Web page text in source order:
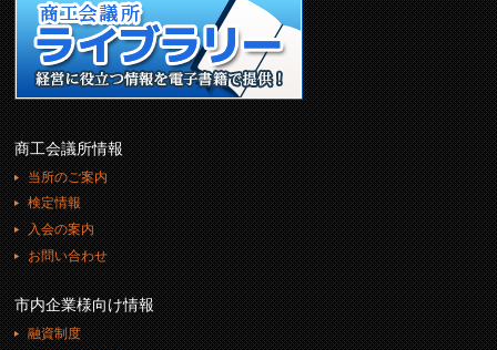
商工会議所情報
当所のご案内
検定情報
入会の案内
お問い合わせ
市内企業様向け情報
融資制度